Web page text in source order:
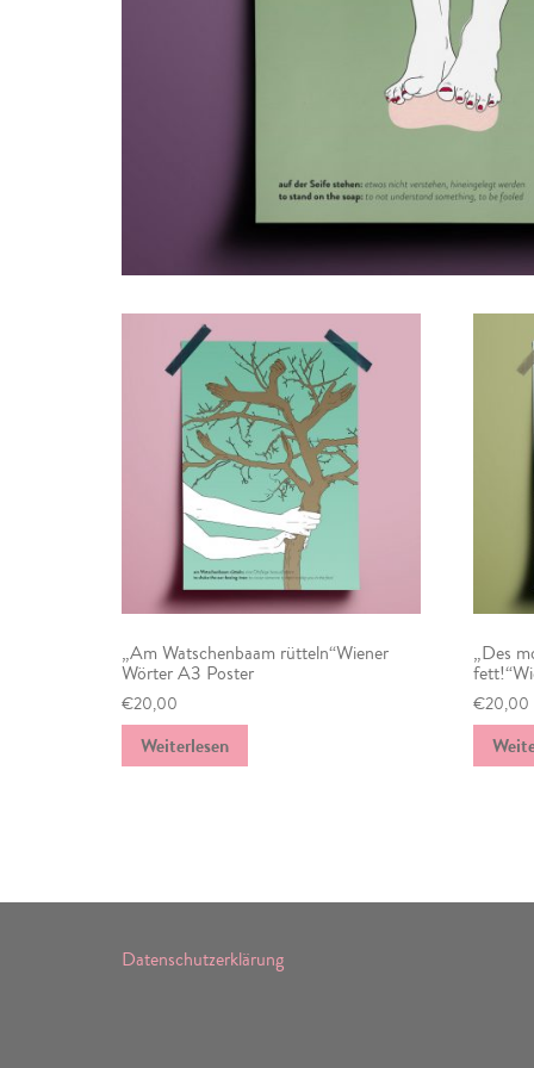
„Am Watschenbaam rütteln“Wiener
Wörter A3 Poster
€20,00
Weiterlesen
„Des
€20,00
Datenschutzerklärung